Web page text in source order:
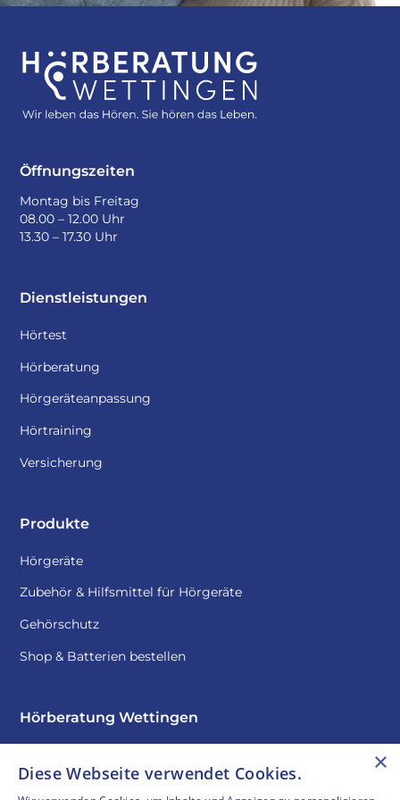
Öffnungszeiten
Montag bis Freitag
08.00 – 12.00 Uhr
13.30 – 17.30 Uhr
Dienstleistungen
Hörtest
Hörberatung
Hörgeräteanpassung
Hörtraining
Versicherung
Produkte
Hörgeräte
Zubehör & Hilfsmittel für Hörgeräte
Gehörschutz
Shop & Batterien bestellen
Hörberatung Wettingen
×
Diese Webseite verwendet Cookies.